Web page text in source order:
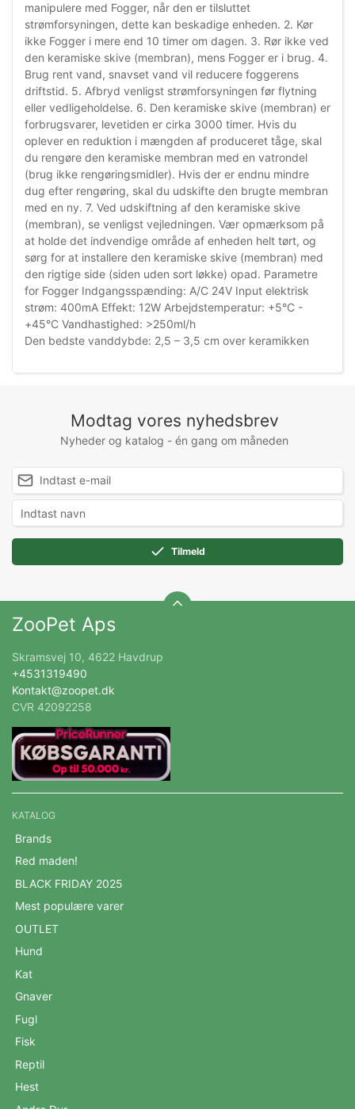
manipulere med Fogger, når den er tilsluttet
strømforsyningen, dette kan beskadige enheden. 2. Kør
ikke Fogger i mere end 10 timer om dagen. 3. Rør ikke ved
den keramiske skive (membran), mens Fogger er i brug. 4.
Brug rent vand, snavset vand vil reducere foggerens
driftstid. 5. Afbryd venligst strømforsyningen før flytning
eller vedligeholdelse. 6. Den keramiske skive (membran) er
forbrugsvarer, levetiden er cirka 3000 timer. Hvis du
oplever en reduktion i mængden af ​​produceret tåge, skal
du rengøre den keramiske membran med en vatrondel
(brug ikke rengøringsmidler). Hvis der er endnu mindre
dug efter rengøring, skal du udskifte den brugte membran
med en ny. 7. Ved udskiftning af den keramiske skive
(membran), se venligst vejledningen. Vær opmærksom på
at holde det indvendige område af enheden helt tørt, og
sørg for at installere den keramiske skive (membran) med
den rigtige side (siden uden sort løkke) opad. Parametre
for Fogger Indgangsspænding: A/C 24V Input elektrisk
strøm: 400mA Effekt: 12W Arbejdstemperatur: +5°C -
+45°C Vandhastighed: >250ml/h
Den bedste vanddybde: 2,5 – 3,5 cm over keramikken
Modtag vores nyhedsbrev
Nyheder og katalog - én gang om måneden
Tilmeld
ZooPet Aps
Skramsvej 10, 4622 Havdrup
+4531319490
Kontakt@zoopet.dk
CVR 42092258
KATALOG
Brands
Red maden!
BLACK FRIDAY 2025
Mest populære varer
OUTLET
Hund
Kat
Gnaver
Fugl
Fisk
Reptil
Hest